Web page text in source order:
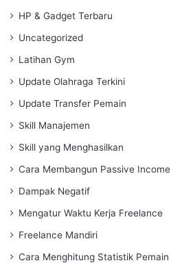
HP & Gadget Terbaru
Uncategorized
Latihan Gym
Update Olahraga Terkini
Update Transfer Pemain
Skill Manajemen
Skill yang Menghasilkan
Cara Membangun Passive Income
Dampak Negatif
Mengatur Waktu Kerja Freelance
Freelance Mandiri
Cara Menghitung Statistik Pemain